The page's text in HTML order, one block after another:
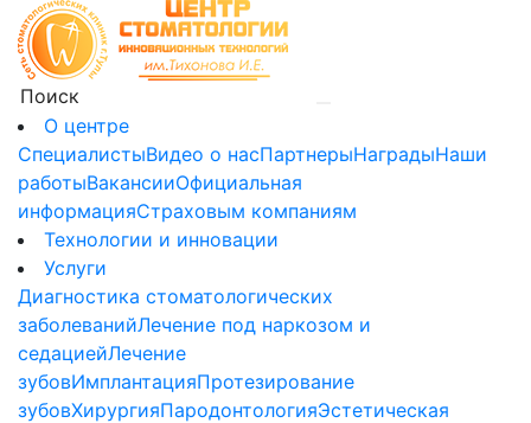
О центре
СпециалистыВидео о насПартнерыНаградыНаши
работыВакансииОфициальная
информацияСтраховым компаниям
Технологии и инновации
Услуги
Диагностика стоматологических
заболеванийЛечение под наркозом и
седациейЛечение
зубовИмплантацияПротезирование
зубовХирургияПародонтологияЭстетическая